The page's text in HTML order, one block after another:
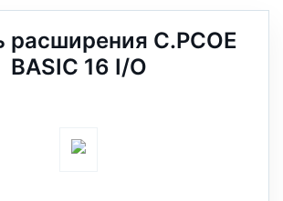
C.PCOE
BASIC 16 I/O